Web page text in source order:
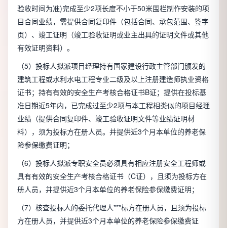
验收时间为准)完成至少2项长度不小于50米围栏制作安装的项
目合同业绩，需提供合同复印件（包括合同、承包范围、签字
页）、竣工证明（竣工验收证明或业主出具的证明文件或其他
有效证明资料）。
（5）投标人拟派项目经理持有国家建设行政主管部门颁发的
建筑工程或水利水电工程专业二级及以上注册建造师执业资格
证书；持有有效的安全生产考核合格证书B证；提供在投标基
准日期近5年内，已完成过至少2项与本工程相类似的项目经理
业绩（提供合同复印件、竣工验收证明文件等业绩证明材
料），须为投标方在册人员。并提供近3个月本单位的养老保
险参保缴费证明；
（6）投标人拟派专职安全员必须具有相应注册安全工程师或
具有有效的安全生产考核合格证书（C证），且须为投标方在
册人员，并提供近3个月本单位的养老保险参保缴费证明；
（7）核查投标人的委托代理人***标方在册人员，且须为投标
方在册人员，并提供近3个月本单位的养老保险参保缴费证